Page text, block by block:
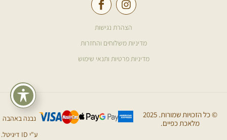
הצהרת נגישות
מדיניות משלוחים והחזרות
מדיניות פרטיות ותנאי שימוש
© כל הזכויות שמורות. 2025
מלאכת כפיים.
נבנה באהבה
ע"י ID דיגיטל.